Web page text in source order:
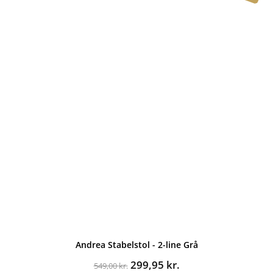
Andrea Stabelstol - 2-line Grå
549,00kr. Den
299,95 kr.Den